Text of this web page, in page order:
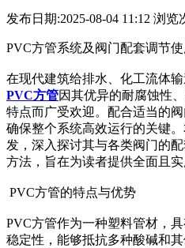
发布日期:2025-08-04 11:12 浏览
PVC方管系统及阀门配套调节
在现代建筑给排水、化工流体
PVC方管因其优异的耐腐蚀性
特点而广受欢迎。配合适当的
确保整个系统高效运行的关键
发，深入探讨其与各类阀门的
方法，旨在为读者提供全面且实
PVC方管的特点与优势
PVC方管作为一种塑料管材，
稳定性，能够抵抗多种酸碱和